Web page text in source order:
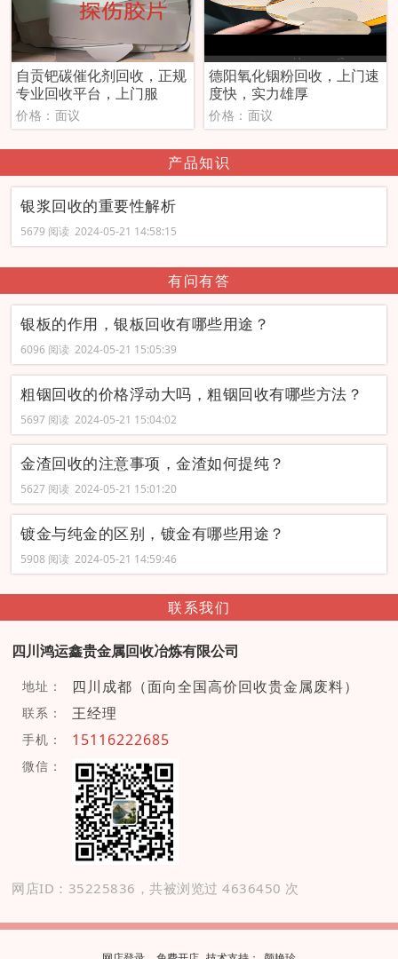
自贡钯碳催化剂回收，正规
专业回收平台，上门服
价格：面议
德阳氧化铟粉回收，上门速
度快，实力雄厚
价格：面议
产品知识
银浆回收的重要性解析
5679 阅读 2024-05-21 14:58:15
有问有答
银板的作用，银板回收有哪些用途？
6096 阅读 2024-05-21 15:05:39
粗铟回收的价格浮动大吗，粗铟回收有哪些方法？
5697 阅读 2024-05-21 15:04:02
金渣回收的注意事项，金渣如何提纯？
5627 阅读 2024-05-21 15:01:20
镀金与纯金的区别，镀金有哪些用途？
5908 阅读 2024-05-21 14:59:46
联系我们
四川鸿运鑫贵金属回收冶炼有限公司
地址： 四川成都（面向全国高价回收贵金属废料）
联系： 王经理
手机： 15116222685
微信：
网店ID：35225836，共被浏览过 4636450 次